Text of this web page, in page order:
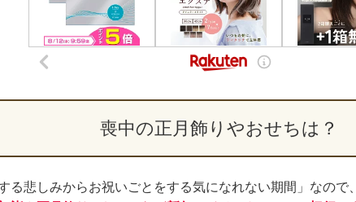
喪中の正月飾りやおせちは？
る悲しみからお祝いごとをする気になれない期間」なので、